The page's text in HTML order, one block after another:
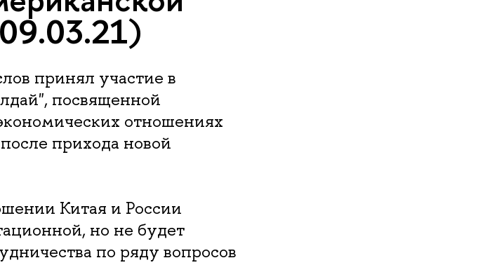
принял участие в
посвященной
отношениях
прихода новой
Китая и России
но не будет
по ряду вопросов